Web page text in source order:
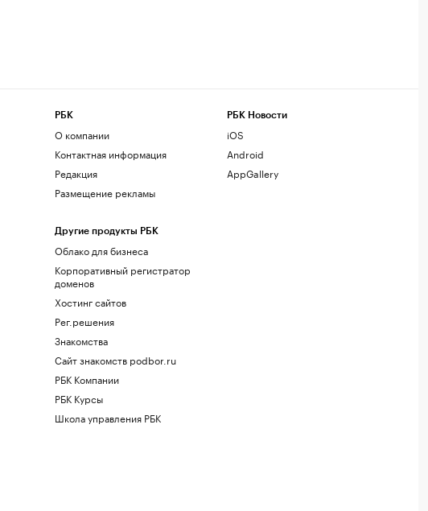
РБК
О компании
Контактная информация
Редакция
Размещение рекламы
Другие продукты РБК
Облако для бизнеса
Корпоративный регистратор
доменов
Хостинг сайтов
Рег.решения
Знакомства
Сайт знакомств podbor.ru
РБК Компании
РБК Курсы
Школа управления РБК
РБК Новости
iOS
Android
AppGallery